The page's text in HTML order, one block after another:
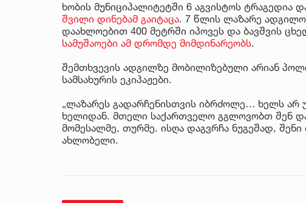
ხობის მუნიციპალიტეტში 6 აგვისტოს ტრაგედია
შვილი დინებამ გაიტაცა. 7 წლის ლაზარე
დაახლოებით 400 მეტრში იპოვეს და ბავშვის
სამუშაოები ამ დრომდე მიმდინარეობს.
შემთხვევის ადგილზე მობილიზებული არიან
სამსახურის ეკიპაჟები.
„ლაზარეს გადარჩენისთვის იბრძოლე… ხელს არ
ხელიდან. მთელი საქართველო გგლოვობთ შენ
მომესალმე, თურმე. ისღა დაგვრჩა ნუგეშად,
ახლობელი.